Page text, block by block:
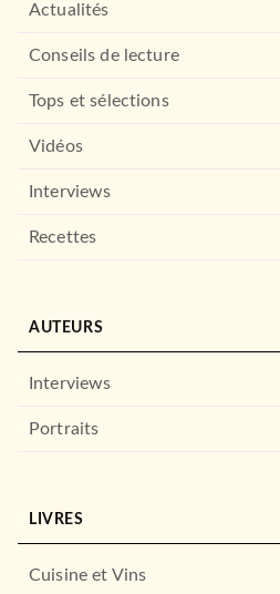
Actualités
Conseils de lecture
Tops et sélections
Vidéos
Interviews
Recettes
AUTEURS
Interviews
Portraits
LIVRES
Cuisine et Vins